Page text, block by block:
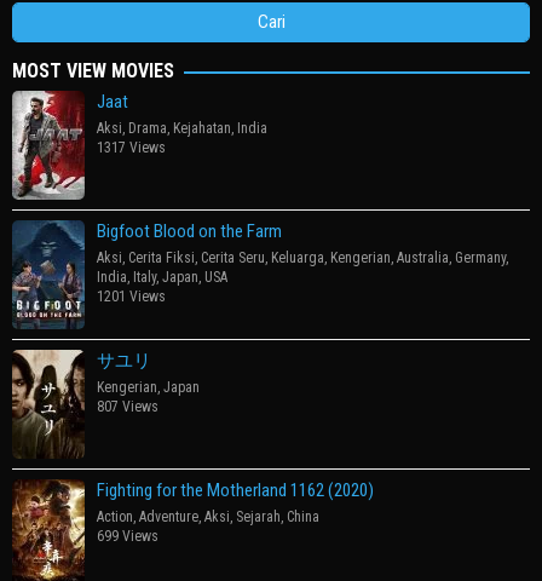
MOST VIEW MOVIES
Jaat
Aksi, Drama, Kejahatan, India
1317 Views
Bigfoot Blood on the Farm
Aksi, Cerita Fiksi, Cerita Seru, Keluarga, Kengerian, Australia, Germany,
India, Italy, Japan, USA
1201 Views
サユリ
Kengerian, Japan
807 Views
Fighting for the Motherland 1162 (2020)
Action, Adventure, Aksi, Sejarah, China
699 Views